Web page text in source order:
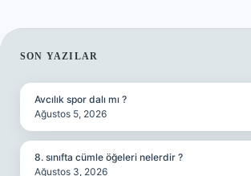
SIDEBAR
SON YAZILAR
Avcılık spor dalı mı ?
Ağustos 5, 2026
8. sınıfta cümle öğeleri nelerdir ?
Ağustos 3, 2026